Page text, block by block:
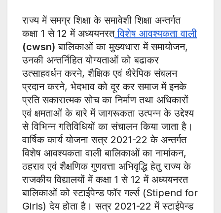
राज्य में समग्र शिक्षा के समावेशी शिक्षा अन्तर्गत
कक्षा 1 से 12 में अध्ययनरतविशेष आवश्यकता वाली
(cwsn) बालिकाओं का मुख्यधारा में समायोजन,
उनकी अन्तर्निहित योग्यताओं को बढाकर
उत्साहवर्धन करने, शैक्षिक एवं थैरेपिक संबलन
प्रदान करने, भेदभाव को दूर कर समाज में इनके
प्रति सकारात्मक सोच का निर्माण तथा अधिकारों
एवं क्षमताओं के बारे में जागरूकता उत्पन्न के उद्देश्य
से विभिन्न गतिविधियों का संचालन किया जाता है।
वार्षिक कार्य योजना सत्र 2021-22 के अन्तर्गत
विशेष आवश्यकता वाली बालिकाओं का नामांकन,
ठहराव एवं शैक्षणिक गुणवत्ता अभिवृद्धि हेतु राज्य के
राजकीय विद्यालयों में कक्षा 1 से 12 में अध्ययनरत
बालिकाओं को स्टाईपेन्ड फॉर गर्ल्स (Stipend for
Girls) देय होता है। सत्र 2021-22 में स्टाईपेन्ड